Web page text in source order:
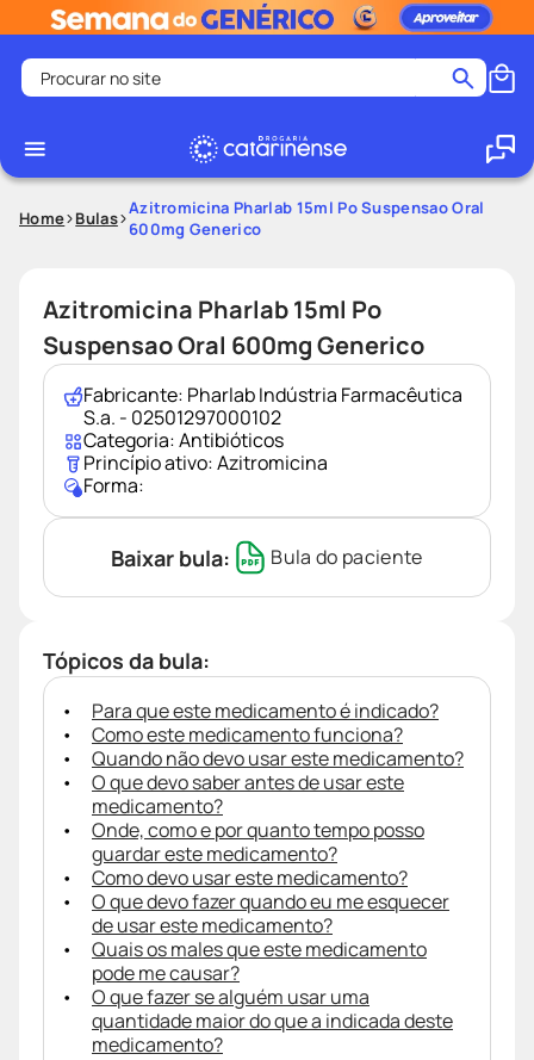
Procurar no site
1
medley
5º
shampoo
6º
tadalafila
lenço umedecido
sabonete liquido
desodorante
10
Home Bulas Azitromicina Pharlab 15ml Po Suspensao Oral
600mg Generico
Azitromicina Pharlab 15ml Po
Suspensao Oral 600mg Generico
Fabricante: Pharlab Indústria Farmacêutica
S.a. - 02501297000102
Categoria:Antibióticos
Princípio ativo:Azitromicina
Forma:
Baixar bula: Bula do paciente
Tópicos da bula:
Para que este medicamento é indicado?
Como este medicamento funciona?
Quando não devo usar este medicamento?
O que devo saber antes de usar este
medicamento?
Onde, como e por quanto tempo posso
guardar este medicamento?
Como devo usar este medicamento?
O que devo fazer quando eu me esquecer
de usar este medicamento?
Quais os males que este medicamento
pode me causar?
O que fazer se alguém usar uma
quantidade maior do que a indicada deste
medicamento?